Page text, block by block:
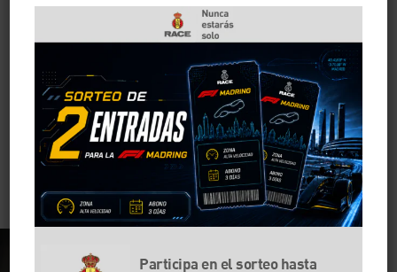
¿Cómo puedes saber si has
pagado el impuesto de
circulación?
Llega un nuevo año y toca pagar el IVTM. ¿No sabes si
has pagado el impuesto de circulación? ¿Lo tenías
domiciliado o no lo llegaste a hacer? Te explicamos
cómo saber si has pagado el impuesto de circulación.
Participa en el sorteo hasta